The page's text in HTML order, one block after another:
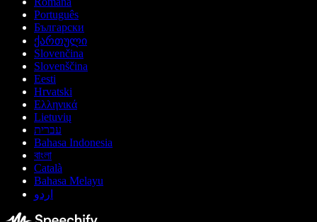
Português
Български
ქართული
Slovenčina
Slovenščina
Eesti
Hrvatski
Ελληνικά
Lietuvių
עברית
Bahasa Indonesia
বাংলা
Català
Bahasa Melayu
اردو